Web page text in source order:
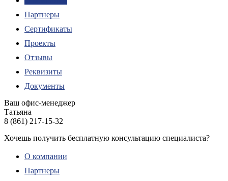
Партнеры
Сертификаты
Проекты
Отзывы
Реквизиты
Документы
Ваш офис-менеджер
Татьяна
8 (861) 217-15-32
Хочешь получить бесплатную консультацию специалиста?
О компании
Партнеры